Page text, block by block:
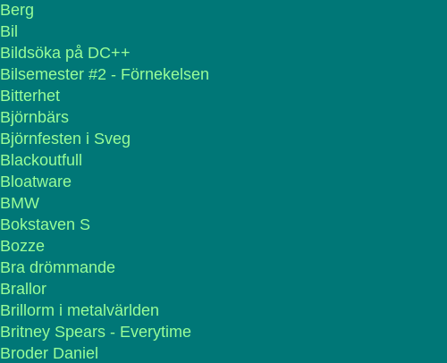
Berg
Bil
Bildsöka på DC++
Bilsemester #2 - Förnekelsen
Bitterhet
Björnbärs
Björnfesten i Sveg
Blackoutfull
Bloatware
BMW
Bokstaven S
Bozze
Bra drömmande
Brallor
Brillorm i metalvärlden
Britney Spears - Everytime
Broder Daniel